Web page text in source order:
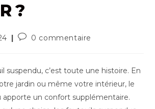
?
Commentaires
publication :
0 commentaire
suspendu, c’est toute une histoire. En
jardin ou même votre intérieur, le
apporte un confort supplémentaire.